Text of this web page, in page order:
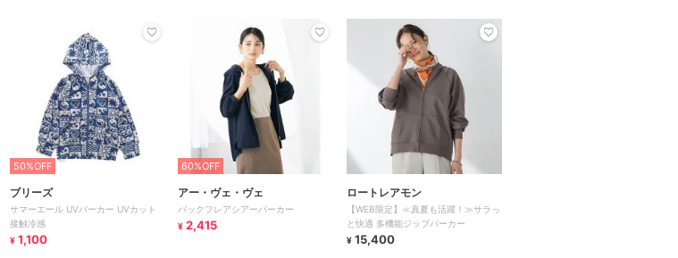
50%OFF
ブリーズ
サマーエール UVパーカー UVカット
接触冷感
¥ 1,100
60%OFF
アー・ヴェ・ヴェ
バックフレアシアーパーカー
¥ 2,415
ロートレアモン
【WEB限定】≪真夏も活躍！≫サラっ
と快適 多機能ジップパーカー
¥ 15,400